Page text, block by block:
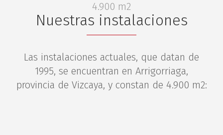
4.900 m2
Nuestras instalaciones
Las instalaciones actuales, que datan de
1995, se encuentran en Arrigorriaga,
provincia de Vizcaya, y constan de 4.900 m2: